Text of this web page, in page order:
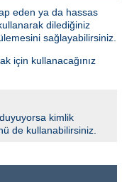
eden ya da hassas
dilediğiniz
sağlayabilirsiniz.
için kullanacağınız
kimlik
de kullanabilirsiniz.